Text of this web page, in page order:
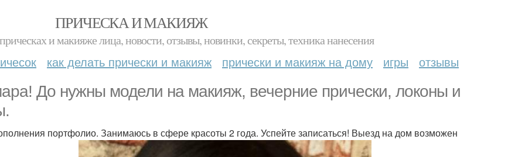
ПРИЧЕСКА И МАКИЯЖ
и макияже лица, новости, отзывы, новинки, секреты, техника нанесения
как делать прически и макияж прически и макияж на дому игры отзывы
До нужны модели на макияж, вечерние прически, локоны и
портфолио. Занимаюсь в сфере красоты 2 года. Успейте записаться! Выезд на дом возможен